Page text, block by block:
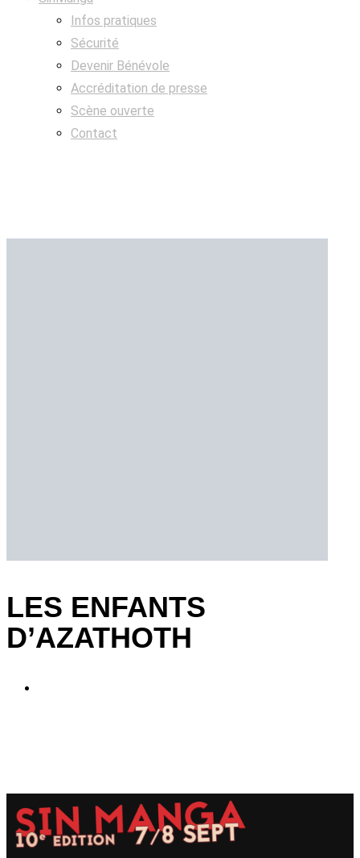
Infos pratiques
Sécurité
Devenir Bénévole
Accréditation de presse
Scène ouverte
Contact
LES ENFANTS
D’AZATHOTH